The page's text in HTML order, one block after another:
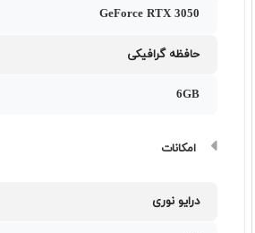
GeForce RTX 3050
حافظه گرافیکی
6GB
امکانات
درایو نوری